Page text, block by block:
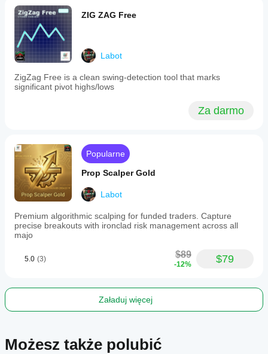
ZIG ZAG Free
Labot
ZigZag Free is a clean swing-detection tool that marks
significant pivot highs/lows
Za darmo
Popularne
Prop Scalper Gold
Labot
Premium algorithmic scalping for funded traders. Capture
precise breakouts with ironclad risk management across all
majo
5.0 (3) $89
-12% $79
Załaduj więcej
Możesz także polubić